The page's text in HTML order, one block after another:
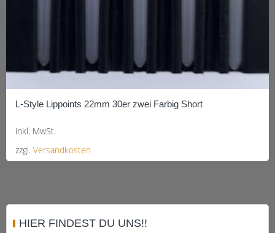
L-Style Lippoints 22mm 30er zwei Farbig Short
inkl. MwSt.
zzgl. Versandkosten
Varianten
HIER FINDEST DU UNS!!